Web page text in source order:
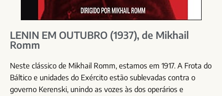
LENIN EM OUTUBRO (1937), de Mikhail
Romm
Neste clássico de Mikhail Romm, estamos em 1917. A Frota do
Báltico e unidades do Exército estão sublevadas contra o
governo Kerenski, unindo as vozes às dos operários e